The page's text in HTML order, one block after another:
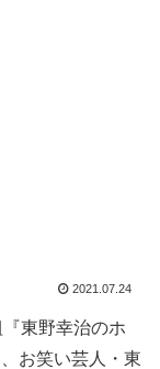
2021.07.24
東野幸治のホ
お笑い芸人・東